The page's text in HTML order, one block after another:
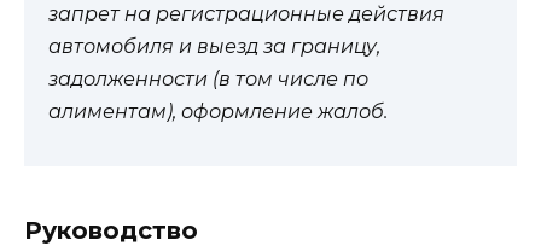
запрет на регистрационные действия
автомобиля и выезд за границу,
задолженности (в том числе по
алиментам), оформление жалоб.
Руководство